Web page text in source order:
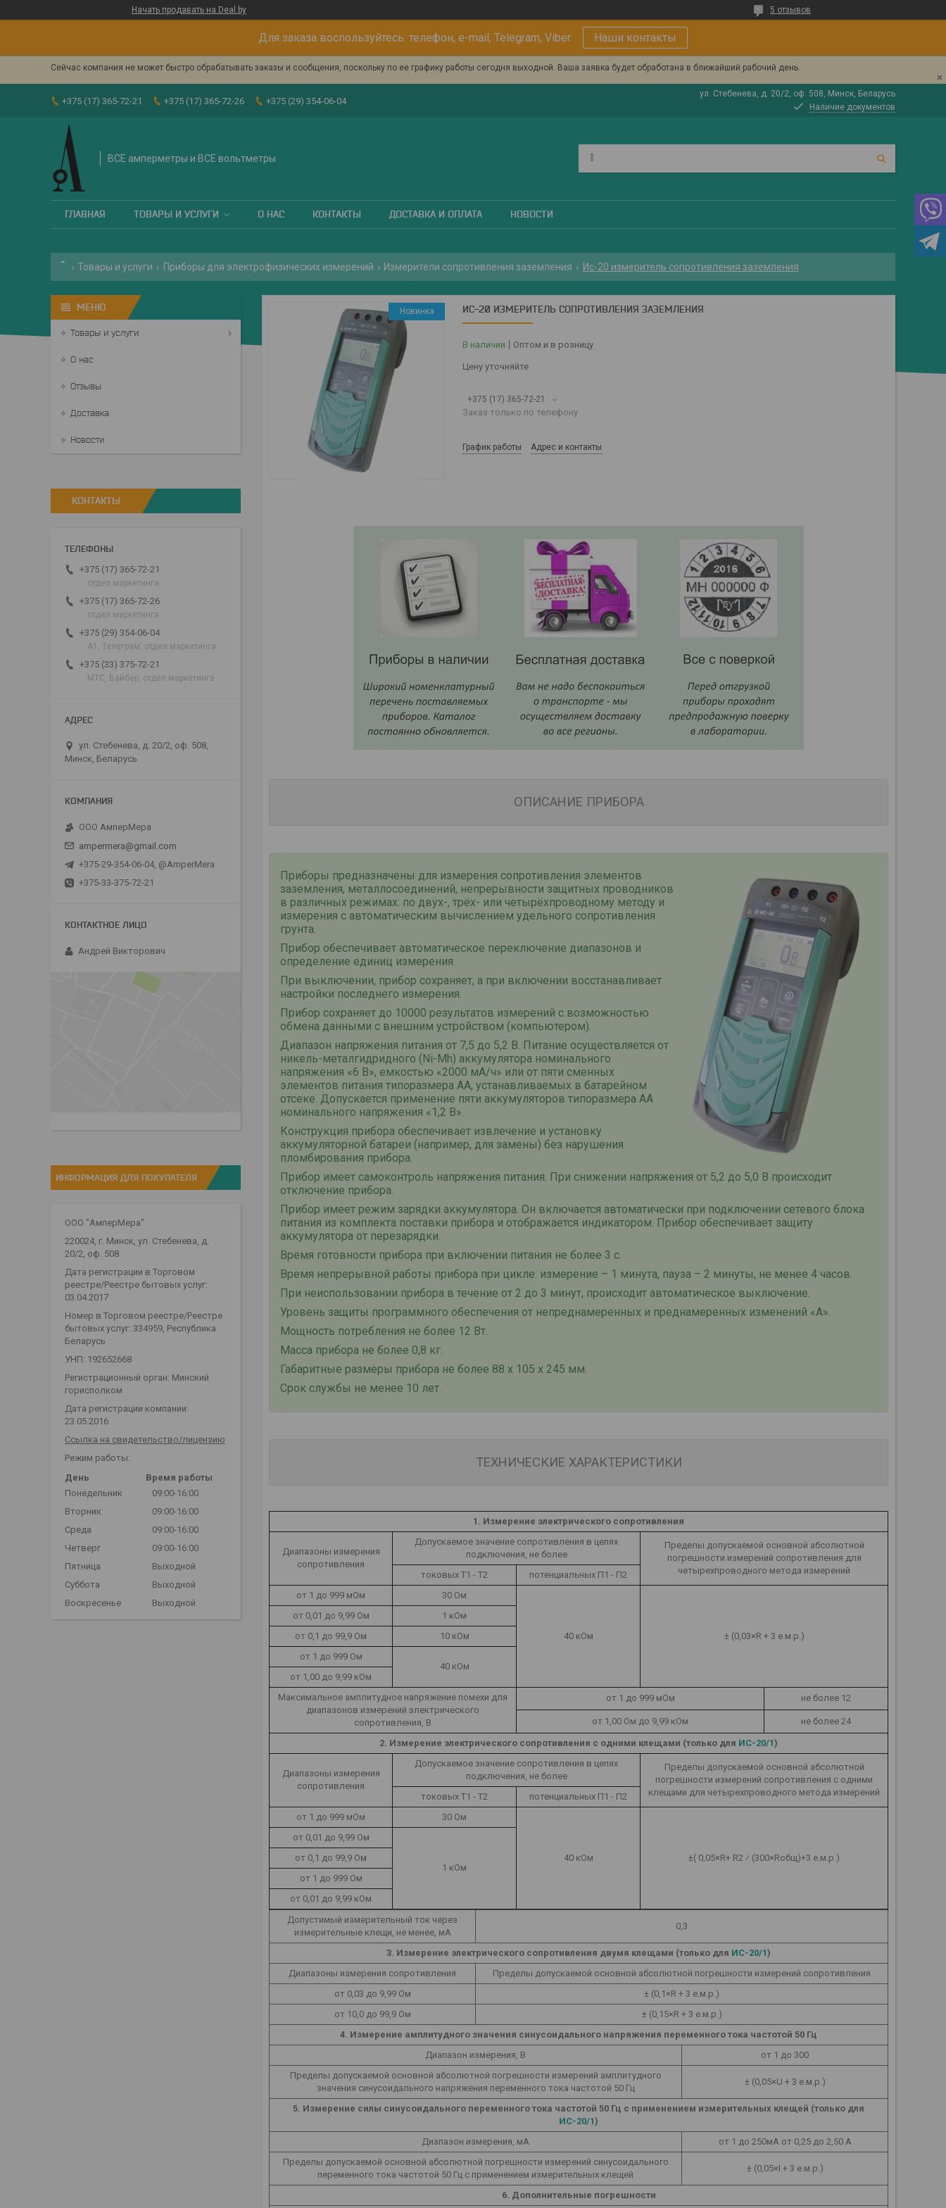
Начать продавать на Deal.by 5 отзывов
Для заказа воспользуйтесь: телефон, e-mail, Telegram, Viber. Наши контакты
Сейчас компания не может быстро обрабатывать заказы и сообщения, поскольку по ее графику работы сегодня выходной. Ваша заявка будет обработана в ближайший рабочий день.
+375 (17) 365-72-21 +375 (17) 365-72-26 +375 (29) 354-06-04
ул. Стебенева, д. 20/2, оф. 508, Минск, Беларусь
Наличие документов
ВСЕ амперметры и ВСЕ вольтметры
ГЛАВНАЯ ТОВАРЫ И УСЛУГИ О НАС КОНТАКТЫ ДОСТАВКА И ОПЛАТА НОВОСТИ
Товары и услуги Приборы для электрофизических измерений Измерители сопротивления заземления Ис-20 измеритель сопротивления заземления
Новинка ИС-20 ИЗМЕРИТЕЛЬ СОПРОТИВЛЕНИЯ ЗАЗЕМЛЕНИЯ
В наличии Оптом и в розницу
Цену уточняйте
+375 (17) 365-72-21
Заказ только по телефону
График работы Адрес и контакты
ОПИСАНИЕ ПРИБОРА
Приборы предназначены для измерения сопротивления элементов
заземления, металлосоединений, непрерывности защитных проводников
в различных режимах: по двух-, трёх- или четырёхпроводному методу и
измерения с автоматическим вычислением удельного сопротивления
грунта.
Прибор обеспечивает автоматическое переключение диапазонов и
определение единиц измерения.
При выключении, прибор сохраняет, а при включении восстанавливает
настройки последнего измерения.
Прибор сохраняет до 10000 результатов измерений с возможностью
обмена данными с внешним устройством (компьютером).
Диапазон напряжения питания от 7,5 до 5,2 В. Питание осуществляется от
никель-металгидридного (Ni-Mh) аккумулятора номинального
напряжения «6 В», емкостью «2000 мА/ч» или от пяти сменных
элементов питания типоразмера АА, устанавливаемых в батарейном
отсеке. Допускается применение пяти аккумуляторов типоразмера АА
номинального напряжения «1,2 В».
Конструкция прибора обеспечивает извлечение и установку
аккумуляторной батареи (например, для замены) без нарушения
пломбирования прибора.
Прибор имеет самоконтроль напряжения питания. При снижении напряжения от 5,2 до 5,0 В происходит
отключение прибора.
Прибор имеет режим зарядки аккумулятора. Он включается автоматически при подключении сетевого блока
питания из комплекта поставки прибора и отображается индикатором. Прибор обеспечивает защиту
аккумулятора от перезарядки.
Время готовности прибора при включении питания не более 3 с.
Время непрерывной работы прибора при цикле: измерение – 1 минута, пауза – 2 минуты, не менее 4 часов.
При неиспользовании прибора в течение от 2 до 3 минут, происходит автоматическое выключение.
Уровень защиты программного обеспечения от непреднамеренных и преднамеренных изменений «А».
Мощность потребления не более 12 Вт.
Масса прибора не более 0,8 кг.
Габаритные размеры прибора не более 88 х 105 х 245 мм.
Срок службы не менее 10 лет
ТЕХНИЧЕСКИЕ ХАРАКТЕРИСТИКИ
1. Измерение электрического сопротивления
Диапазоны измерения
сопротивления
Допускаемое значение сопротивления в цепях
подключения, не более
Пределы допускаемой основной абсолютной
погрешности измерений сопротивления для
четырехпроводного метода измерений
токовых Т1 - Т2
потенциальных П1 - П2
от 1 до 999 мОм
30 Ом
40 кОм ± (0,03×R + 3 е.м.р.)
от 0,01 до 9,99 Ом
1 кОм
от 0,1 до 99,9 Ом
10 кОм
от 1 до 999 Ом
40 кОм
от 1,00 до 9,99 кОм
Максимальное амплитудное напряжение помехи для
диапазонов измерений электрического
сопротивления, В
от 1 до 999 мОм не более 12
от 1,00 Ом до 9,99 кОм не более 24
2. Измерение электрического сопротивления с одними клещами (только для ИС-20/1)
Диапазоны измерения
сопротивления
Допускаемое значение сопротивления в цепях
подключения, не более
Пределы допускаемой основной абсолютной
погрешности измерений сопротивления с одними
клещами для четырехпроводного метода измерений
токовых Т1 - Т2
потенциальных П1 - П2
от 1 до 999 мОм
30 Ом
40 кОм ±( 0,05×R+ R2 ⁄ (300×Rобщ)+3 е.м.р.)
от 0,01 до 9,99 Ом
1 кОм
от 0,1 до 99,9 Ом
от 1 до 999 Ом
от 0,01 до 9,99 кОм
Допустимый измерительный ток через
измерительные клещи, не менее, мА
0,3
3. Измерение электрического сопротивления двумя клещами (только для ИС-20/1)
Диапазоны измерения сопротивления
Пределы допускаемой основной абсолютной погрешности измерений сопротивления
от 0,03 до 9,99 Ом
± (0,1×R + 3 е.м.р.)
от 10,0 до 99,9 Ом
± (0,15×R + 3 е.м.р.)
4. Измерение амплитудного значения синусоидального напряжения переменного тока частотой 50 Гц
Диапазон измерения, В
от 1 до 300
Пределы допускаемой основной абсолютной погрешности измерений амплитудного
значения синусоидального напряжения переменного тока частотой 50 Гц
± (0,05×U + 3 е.м.р.)
5. Измерение силы синусоидального переменного тока частотой 50 Гц с применением измерительных клещей (только для
ИС-20/1)
Диапазон измерения, мА
от 1 до 250мА от 0,25 до 2,50 А
Пределы допускаемой основной абсолютной погрешности измерений синусоидального
переменного тока частотой 50 Гц с применением измерительных клещей
± (0,05×I + 3 е.м.р.)
6. Дополнительные погрешности
Товары и услуги
О нас
Отзывы
Доставка
Новости
КОНТАКТЫ
+375 (17) 365-72-21
отдел маркетинга
+375 (17) 365-72-26
отдел маркетинга
+375 (29) 354-06-04
А1, Телеграм, отдел маркетинга
+375 (33) 375-72-21
МТС, Вайбер, отдел маркетинга
ул. Стебенева, д. 20/2, оф. 508,
Минск, Беларусь
ООО АмперМера
ampermera@gmail.com
+375-29-354-06-04, @AmperMera
+375-33-375-72-21
Андрей Викторович
ИНФОРМАЦИЯ ДЛЯ ПОКУПАТЕЛЯ
ООО "АмперМера"
220024, г. Минск, ул. Стебенева, д.
20/2, оф. 508
Дата регистрации в Торговом
реестре/Реестре бытовых услуг:
03.04.2017
Номер в Торговом реестре/Реестре
бытовых услуг: 334959, Республика
Беларусь
УНП: 192652668
Регистрационный орган: Минский
горисполком
Дата регистрации компании:
23.05.2016
Ссылка на свидетельство/лицензию
Режим работы:
День
Время работы
Понедельник
09:00-16:00
Вторник
09:00-16:00
Среда
09:00-16:00
Четверг
09:00-16:00
Пятница
Выходной
Суббота
Выходной
Воскресенье
Выходной